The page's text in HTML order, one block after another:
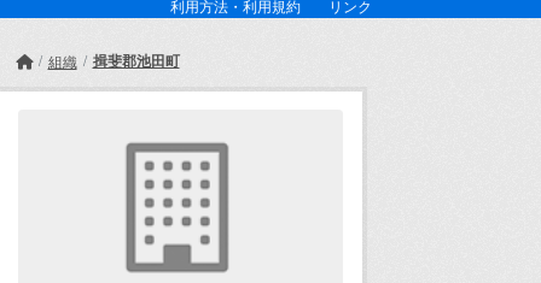
利用方法・利用規約 リンク
組織 揖斐郡池田町